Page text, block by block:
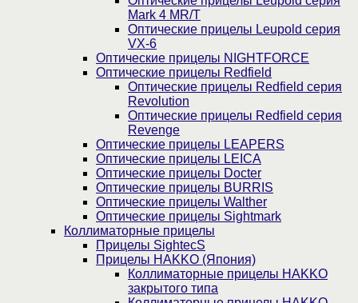
Mark 4 MR/T
Оптические прицелы Leupold серия
VX-6
Оптические прицелы NIGHTFORCE
Оптические прицелы Redfield
Оптические прицелы Redfield серия
Revolution
Оптические прицелы Redfield серия
Revenge
Оптические прицелы LEAPERS
Оптические прицелы LEICA
Оптические прицелы Docter
Оптические прицелы BURRIS
Оптические прицелы Walther
Оптические прицелы Sightmark
Коллиматорные прицелы
Прицелы SightecS
Прицелы HAKKO (Япония)
Коллиматорные прицелы HAKKO
закрытого типа